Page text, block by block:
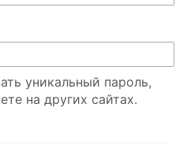
уникальный пароль,
на других сайтах.